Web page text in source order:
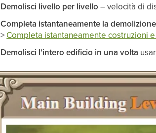
Demolisci livello per livello – velocità di
Completa istantaneamente la
> Completa istantaneamente costruzioni
Demolisci l'intero edificio in una volta